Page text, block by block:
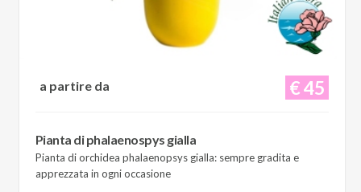
€ 45
a partire da
Pianta di phalaenospys gialla
Pianta di orchidea phalaenopsys gialla: sempre gradita e
apprezzata in ogni occasione